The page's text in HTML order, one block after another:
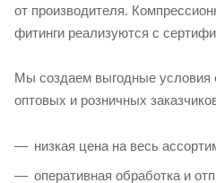
от производителя.
фитинги реализуются с
Мы создаем выгодные условия
оптовых и розничных
низкая цена на весь
оперативная обработка и